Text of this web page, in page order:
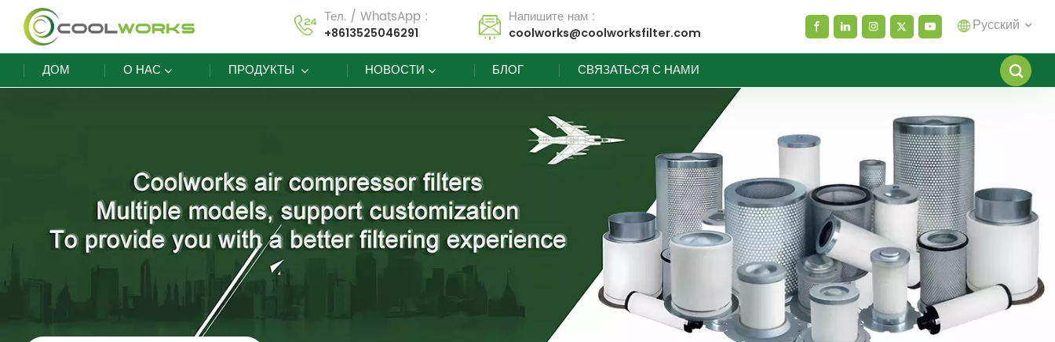
Тел. / WhatsApp :
+8613525046291
Напишите нам :
coolworks@coolworksfilter.com Русский
español
العربية
русский
Melayu
ДОМ О НАС ПРОДУКТЫ НОВОСТИ БЛОГ СВЯЗАТЬСЯ С НАМИ